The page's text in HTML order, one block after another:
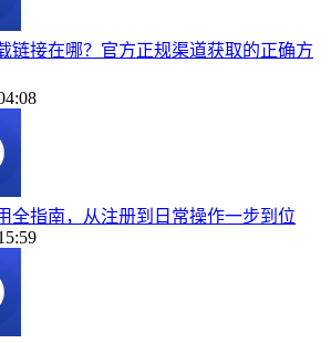
链接在哪？官方正规渠道获取的正确方
全指南，从注册到日常操作一步到位